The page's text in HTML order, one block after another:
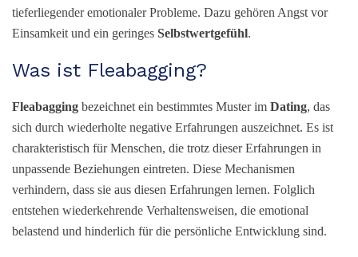
tieferliegender emotionaler Probleme. Dazu gehören Angst vor
Einsamkeit und ein geringes Selbstwertgefühl.
Was ist Fleabagging?
Fleabagging bezeichnet ein bestimmtes Muster im Dating, das
sich durch wiederholte negative Erfahrungen auszeichnet. Es ist
charakteristisch für Menschen, die trotz dieser Erfahrungen in
unpassende Beziehungen eintreten. Diese Mechanismen
verhindern, dass sie aus diesen Erfahrungen lernen. Folglich
entstehen wiederkehrende Verhaltensweisen, die emotional
belastend und hinderlich für die persönliche Entwicklung sind.